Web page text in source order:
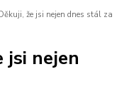
že jsi nejen dnes stál za
jsi nejen